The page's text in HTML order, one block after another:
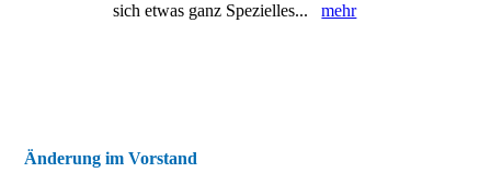
sich etwas ganz Spezielles...mehr
Änderung im Vorstand